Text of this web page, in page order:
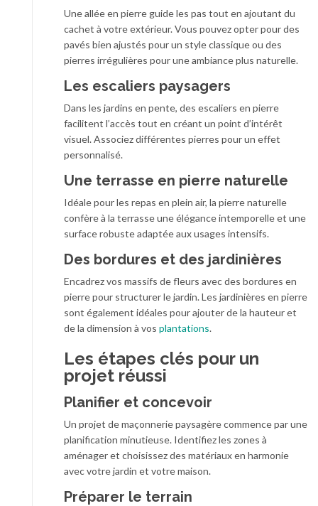
Une allée en pierre guide les pas tout en ajoutant du
cachet à votre extérieur. Vous pouvez opter pour des
pavés bien ajustés pour un style classique ou des
pierres irrégulières pour une ambiance plus naturelle.
Les escaliers paysagers
Dans les jardins en pente, des escaliers en pierre
facilitent l’accès tout en créant un point d’intérêt
visuel. Associez différentes pierres pour un effet
personnalisé.
Une terrasse en pierre naturelle
Idéale pour les repas en plein air, la pierre naturelle
confère à la terrasse une élégance intemporelle et une
surface robuste adaptée aux usages intensifs.
Des bordures et des jardinières
Encadrez vos massifs de fleurs avec des bordures en
pierre pour structurer le jardin. Les jardinières en pierre
sont également idéales pour ajouter de la hauteur et
de la dimension à vos plantations.
Les étapes clés pour un
projet réussi
Planifier et concevoir
Un projet de maçonnerie paysagère commence par une
planification minutieuse. Identifiez les zones à
aménager et choisissez des matériaux en harmonie
avec votre jardin et votre maison.
Préparer le terrain